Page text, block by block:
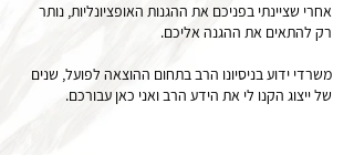
אחרי שציינתי בפניכם את ההגנות האופציונליות, נותר
רק להתאים את ההגנה אליכם.
משרדי ידוע בניסיונו הרב בתחום ההוצאה לפועל, שנים
של ייצוג הקנו לי את הידע הרב ואני כאן עבורכם.